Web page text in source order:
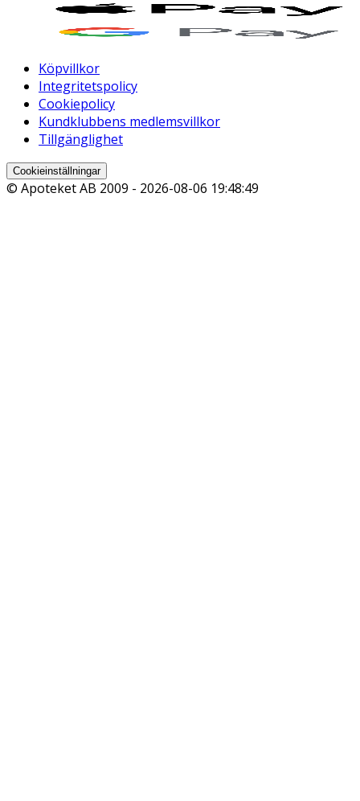
Köpvillkor
Integritetspolicy
Cookiepolicy
Kundklubbens medlemsvillkor
Tillgänglighet
Cookieinställningar
© Apoteket AB 2009 - 2026-08-06 19:48:49